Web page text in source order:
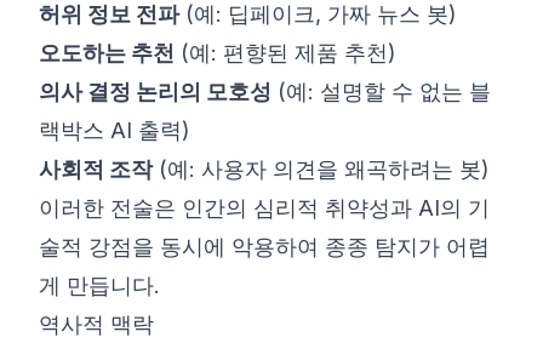
허위 정보 전파(예: 딥페이크, 가짜 뉴스 봇)
오도하는 추천 (예: 편향된 제품 추천)
의사 결정 논리의 모호성 (예: 설명할 수 없는 블
랙박스 AI 출력)
사회적 조작(예: 사용자 의견을 왜곡하려는 봇)
이러한 전술은 인간의 심리적 취약성과 AI의 기
술적 강점을 동시에 악용하여 종종 탐지가 어렵
게 만듭니다.
역사적 맥락